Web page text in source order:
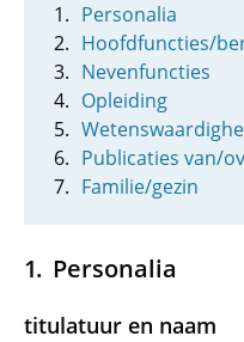
Personalia
Hoofdfuncties/
Nevenfuncties
Opleiding
Publicaties van/
Familie/gezin
Personalia
titulatuur en naam